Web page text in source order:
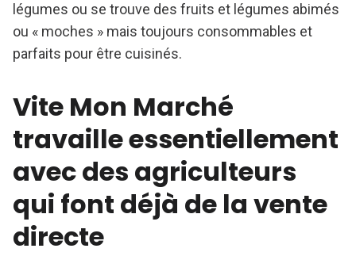
légumes ou se trouve des fruits et légumes abimés
ou « moches » mais toujours consommables et
parfaits pour être cuisinés.
Vite Mon Marché
travaille essentiellement
avec des agriculteurs
qui font déjà de la vente
directe